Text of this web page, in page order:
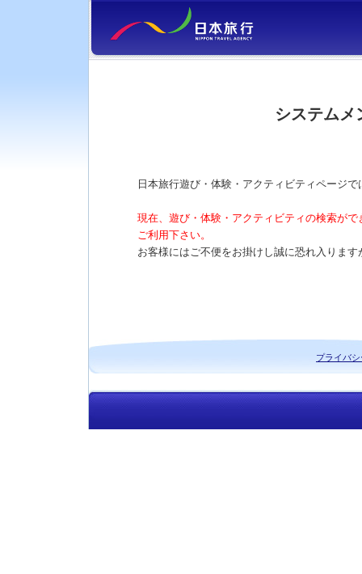
システムメ
日本旅行遊び・体験・アクティビティページ
現在、遊び・体験・アクティビティの検索が
ご利用下さい。
お客様にはご不便をお掛けし誠に恐れ入りま
プライバ